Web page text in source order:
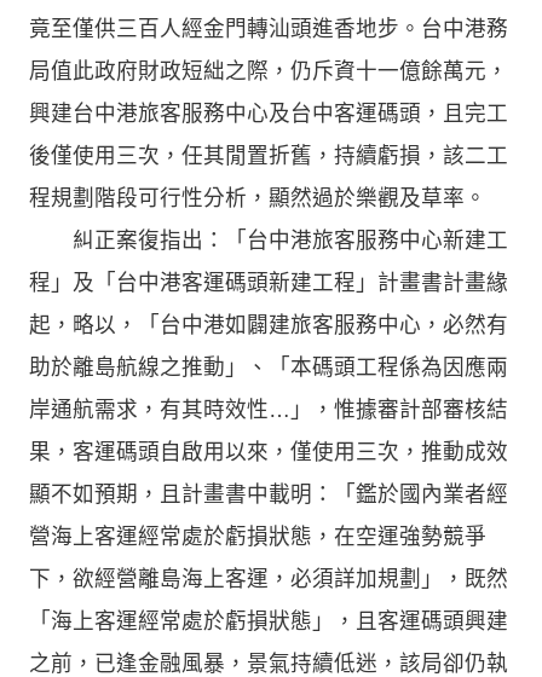
竟至僅供三百人經金門轉汕頭進香地步。台中港務
局值此政府財政短絀之際，仍斥資十一億餘萬元，
興建台中港旅客服務中心及台中客運碼頭，且完工
後僅使用三次，任其閒置折舊，持續虧損，該二工
程規劃階段可行性分析，顯然過於樂觀及草率。
糾正案復指出：「台中港旅客服務中心新建工
程」及「台中港客運碼頭新建工程」計畫書計畫緣
起，略以，「台中港如闢建旅客服務中心，必然有
助於離島航線之推動」、「本碼頭工程係為因應兩
岸通航需求，有其時效性…」，惟據審計部審核結
果，客運碼頭自啟用以來，僅使用三次，推動成效
顯不如預期，且計畫書中載明：「鑑於國內業者經
營海上客運經常處於虧損狀態，在空運強勢競爭
下，欲經營離島海上客運，必須詳加規劃」，既然
「海上客運經常處於虧損狀態」，且客運碼頭興建
之前，已逢金融風暴，景氣持續低迷，該局卻仍執